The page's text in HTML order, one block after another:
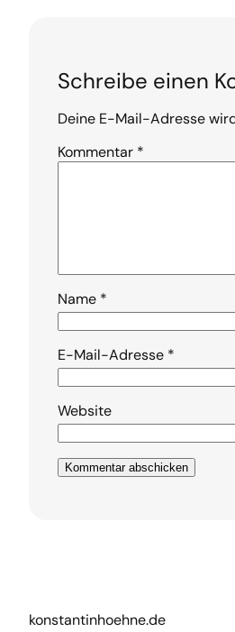
Schreibe einen
Deine E-Mail-Adresse
Kommentar *
Name *
E-Mail-Adresse *
Website
konstantinhoehne.de